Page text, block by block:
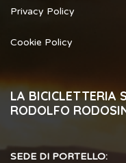
Privacy Policy
Cookie Policy
LA BICICLETTERIA
RODOLFO
SEDE DI PORTELLO: